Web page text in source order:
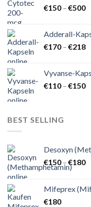
€150 – €500
Adderall-
€170 – €218
Vyvanse-
€110 – €150
BEST SELLING
Desoxyn
€150 – €180
Mifeprex
€180